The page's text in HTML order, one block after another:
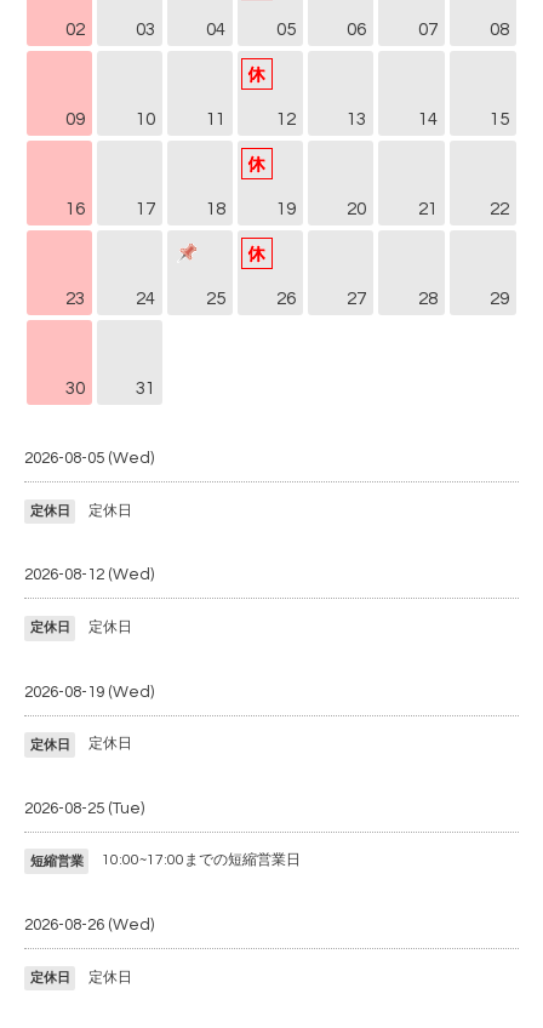
02 03 04 05 06 07 08
09 10 11 12 13 14 15
16 17 18 19 20 21 22
23 24 25 26 27 28 29
30 31
2026-08-05 (Wed)
定休日 定休日
2026-08-12 (Wed)
定休日 定休日
2026-08-19 (Wed)
定休日 定休日
2026-08-25 (Tue)
短縮営業 10:00~17:00までの短縮営業日
2026-08-26 (Wed)
定休日 定休日